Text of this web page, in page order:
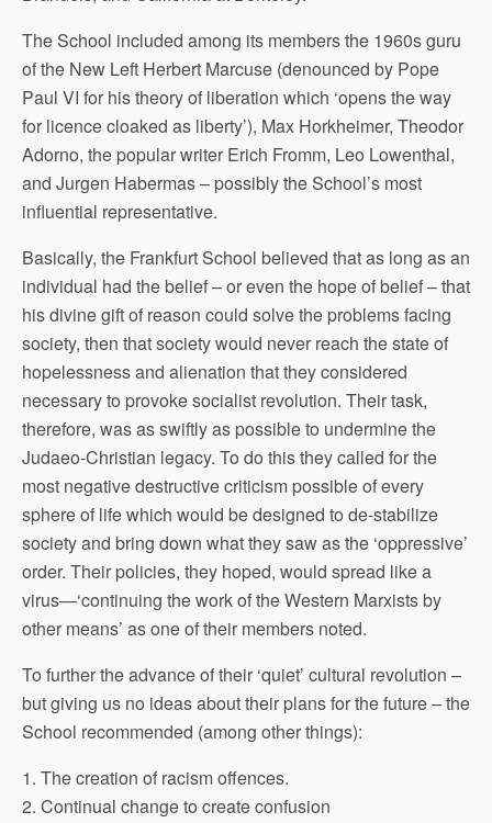
The School included among its members the 1960s guru
of the New Left Herbert Marcuse (denounced by Pope
Paul VI for his theory of liberation which ‘opens the way
for licence cloaked as liberty’), Max Horkheimer, Theodor
Adorno, the popular writer Erich Fromm, Leo Lowenthal,
and Jurgen Habermas – possibly the School’s most
influential representative.
Basically, the Frankfurt School believed that as long as an
individual had the belief – or even the hope of belief – that
his divine gift of reason could solve the problems facing
society, then that society would never reach the state of
hopelessness and alienation that they considered
necessary to provoke socialist revolution. Their task,
therefore, was as swiftly as possible to undermine the
Judaeo-Christian legacy. To do this they called for the
most negative destructive criticism possible of every
sphere of life which would be designed to de-stabilize
society and bring down what they saw as the ‘oppressive’
order. Their policies, they hoped, would spread like a
virus—‘continuing the work of the Western Marxists by
other means’ as one of their members noted.
To further the advance of their ‘quiet’ cultural revolution –
but giving us no ideas about their plans for the future – the
School recommended (among other things):
1. The creation of racism offences.
2. Continual change to create confusion